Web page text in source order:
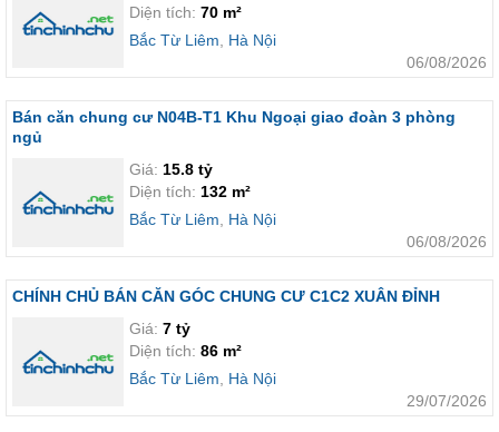
Diện tích: 70 m²
Bắc Từ Liêm
Hà Nội
06/08/2026
Bán căn chung cư N04B-T1 Khu Ngoại giao đoàn 3 phòng
ngủ
Giá: 15.8 tỷ
Diện tích: 132 m²
Bắc Từ Liêm
Hà Nội
06/08/2026
CHÍNH CHỦ BÁN CĂN GÓC CHUNG CƯ C1C2 XUÂN ĐỈNH
Giá: 7 tỷ
Diện tích: 86 m²
Bắc Từ Liêm
Hà Nội
29/07/2026